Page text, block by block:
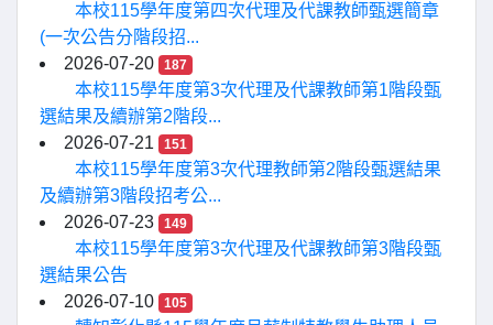
本校115學年度第四次代理及代課教師甄選簡章
(一次公告分階段招...
2026-07-20
187
本校115學年度第3次代理及代課教師第1階段甄
選結果及續辦第2階段...
2026-07-21
151
本校115學年度第3次代理教師第2階段甄選結果
及續辦第3階段招考公...
2026-07-23
149
本校115學年度第3次代理及代課教師第3階段甄
選結果公告
2026-07-10
105